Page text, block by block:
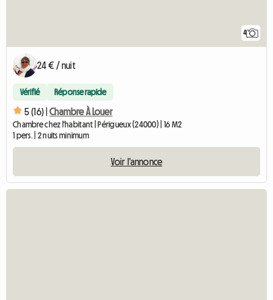
4
24 € / nuit
Vérifié Réponse rapide
5 (16) | Chambre À Louer
Chambre chez l'habitant | Périgueux (24000) | 16 M2
1 pers. | 2 nuits minimum
Voir l'annonce